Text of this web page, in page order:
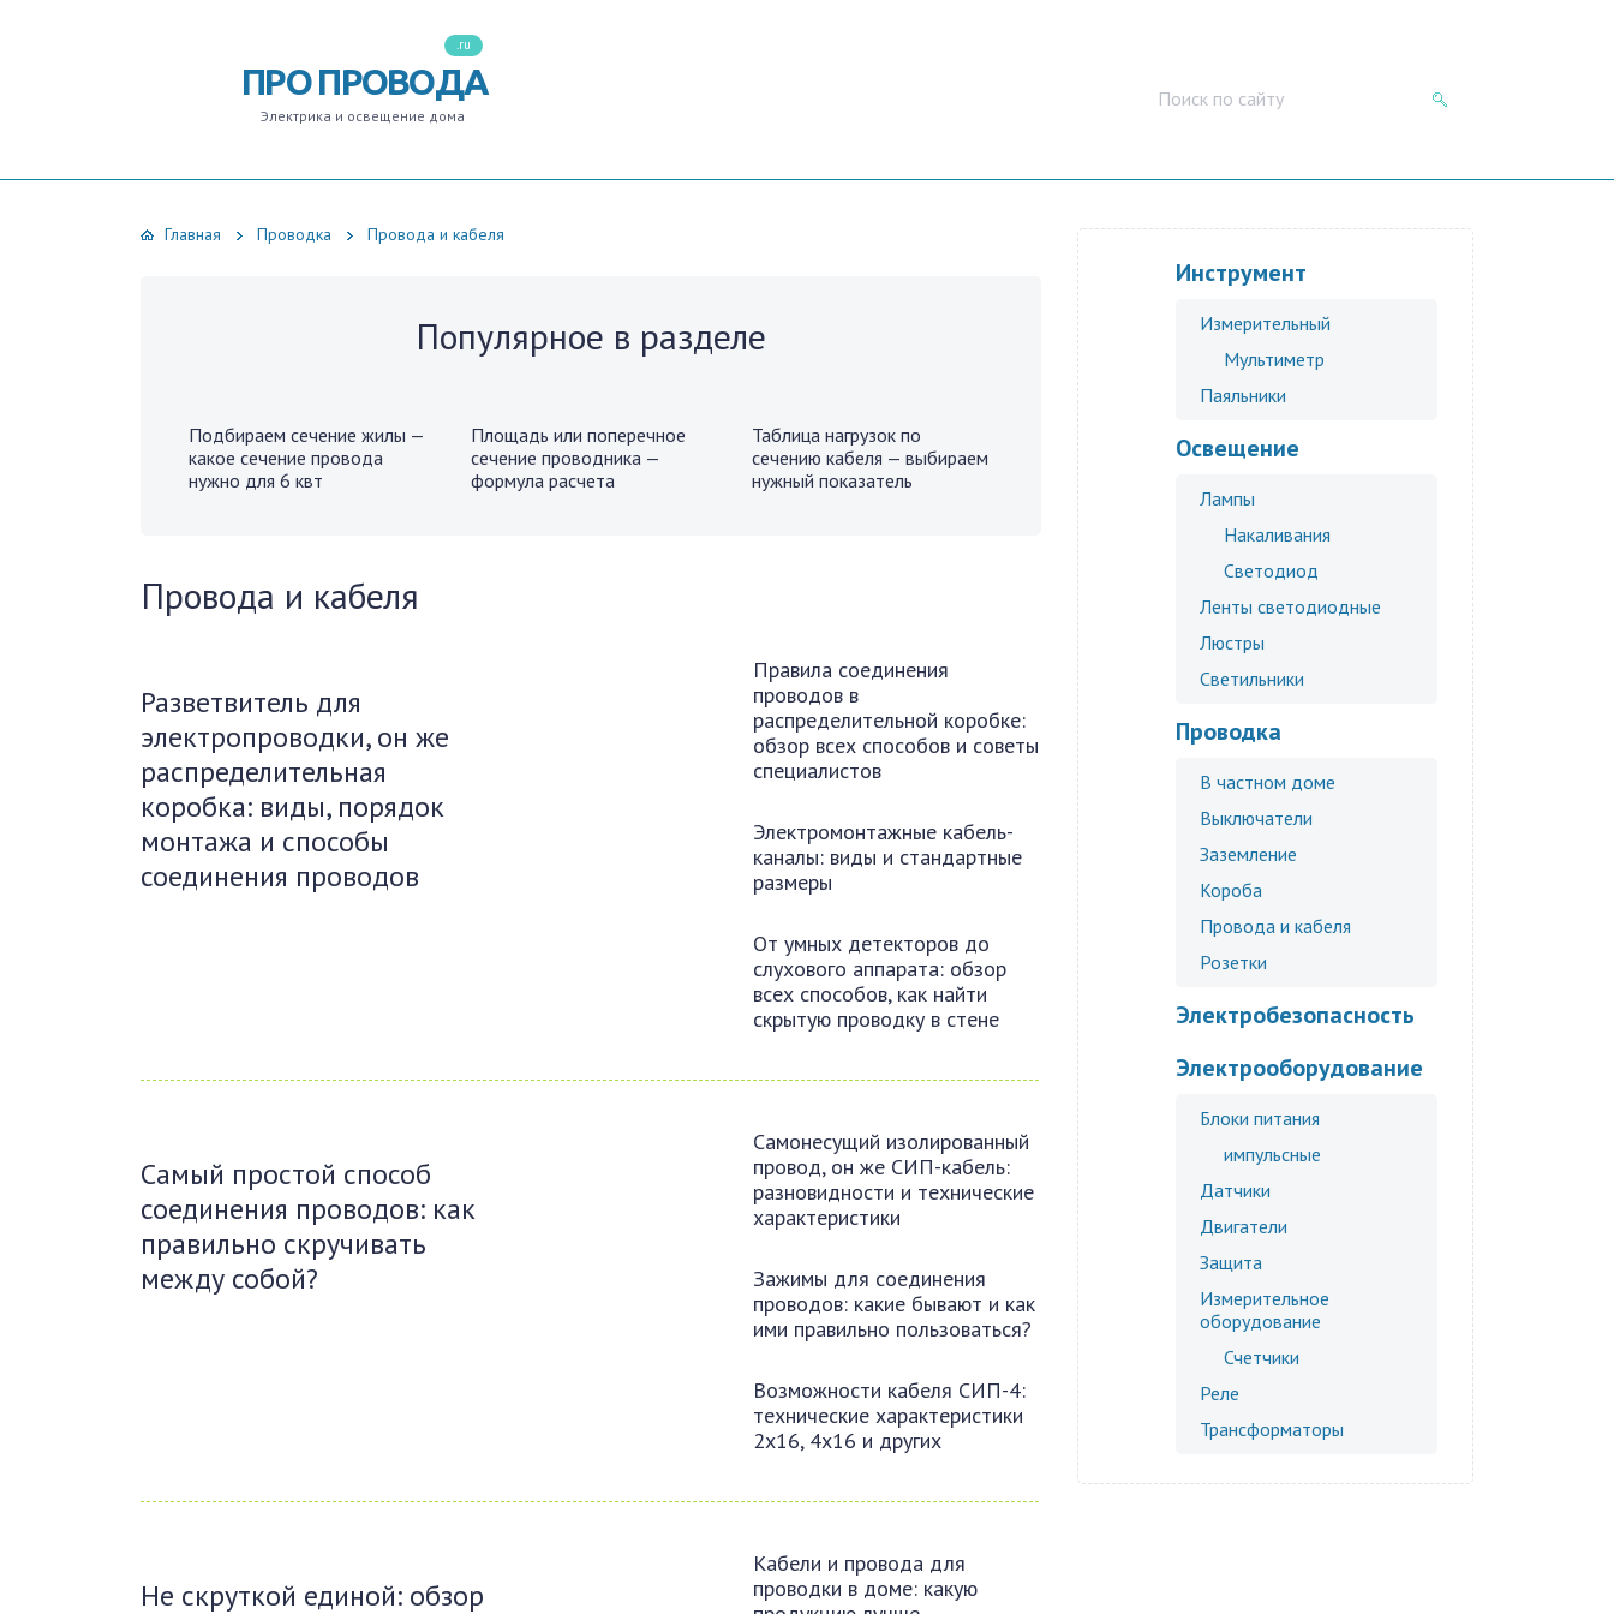
.ru
ПРО ПРОВОДА
Электрика и освещение дома
Главная Проводка Провода и кабеля
Популярное в разделе
Подбираем сечение жилы —
какое сечение провода
нужно для 6 квт
Площадь или поперечное
сечение проводника —
формула расчета
Таблица нагрузок по
сечению кабеля — выбираем
нужный показатель
Провода и кабеля
Разветвитель для
электропроводки, он же
распределительная
коробка: виды, порядок
монтажа и способы
соединения проводов
Правила соединения
проводов в
распределительной коробке:
обзор всех способов и советы
специалистов
Электромонтажные кабель-
каналы: виды и стандартные
размеры
От умных детекторов до
слухового аппарата: обзор
всех способов, как найти
скрытую проводку в стене
Самый простой способ
соединения проводов: как
правильно скручивать
между собой?
Самонесущий изолированный
провод, он же СИП-кабель:
разновидности и технические
характеристики
Зажимы для соединения
проводов: какие бывают и как
ими правильно пользоваться?
Возможности кабеля СИП-4:
технические характеристики
2х16, 4х16 и других
Не скруткой единой: обзор
Кабели и провода для
проводки в доме: какую
Инструмент
Измерительный
Мультиметр
Паяльники
Освещение
Лампы
Накаливания
Светодиод
Ленты светодиодные
Люстры
Светильники
Проводка
В частном доме
Выключатели
Заземление
Короба
Провода и кабеля
Розетки
Электробезопасность
Электрооборудование
Блоки питания
импульсные
Датчики
Двигатели
Защита
Измерительное
оборудование
Счетчики
Реле
Трансформаторы